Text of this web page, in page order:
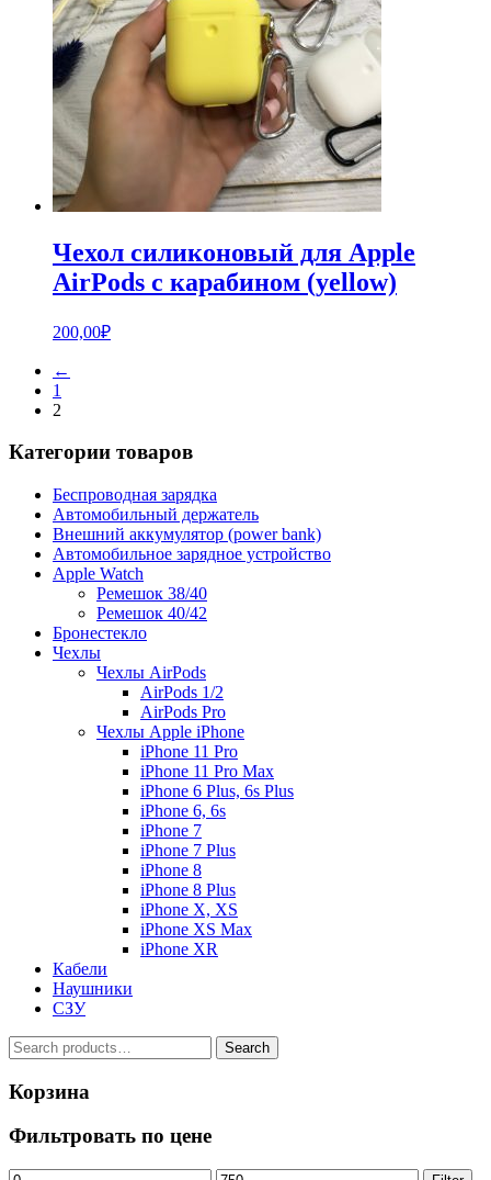
Чехол силиконовый для Apple
AirPods с карабином (yellow)
200,00₽
←
1
2
Категории товаров
Беспроводная зарядка
Автомобильный держатель
Внешний аккумулятор (power bank)
Автомобильное зарядное устройство
Apple Watch
Ремешок 38/40
Ремешок 40/42
Бронестекло
Чехлы
Чехлы AirPods
AirPods 1/2
AirPods Pro
Чехлы Apple iPhone
iPhone 11 Pro
iPhone 11 Pro Max
iPhone 6 Plus, 6s Plus
iPhone 6, 6s
iPhone 7
iPhone 7 Plus
iPhone 8
iPhone 8 Plus
iPhone X, XS
iPhone XS Max
iPhone XR
Кабели
Наушники
СЗУ
Search
for:
Search
Корзина
Фильтровать по цене